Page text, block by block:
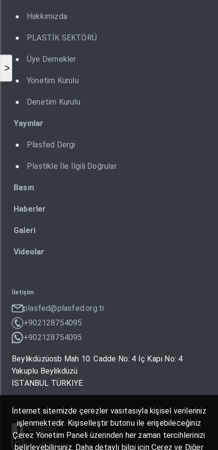
>
Hakkımızda
PLASTİK SEKTÖRÜ
Üye Dernekler
Yönetim Kurulu
Denetim Kurulu
Yayınlar
Plasfed Dergi
Plastikle İle İlgili Doğrular
Basın
Haberler
Galeri
Videolar
İletişim
plasfed@plasfed.org.tr
+902128754095
+902128754095
Beylikdüzüosb Mah 10. Cadde No: 4 İç Kapı No: 4
Yakuplu Beylikdüzü
İSTANBUL TÜRKIYE
Sosyal Medya
Facebook
Instagram
İnternet sitemizde çerezler vasıtasıyla kişisel verileriniz
işlenmektedir. Kişiselleştir butonu ile erişebileceğiniz
Çerez Yönetim Paneli üzerinden her zaman tercihlerinizi
belirleyebilirsiniz. Daha detaylı bilgi için Çerez ve Diğer